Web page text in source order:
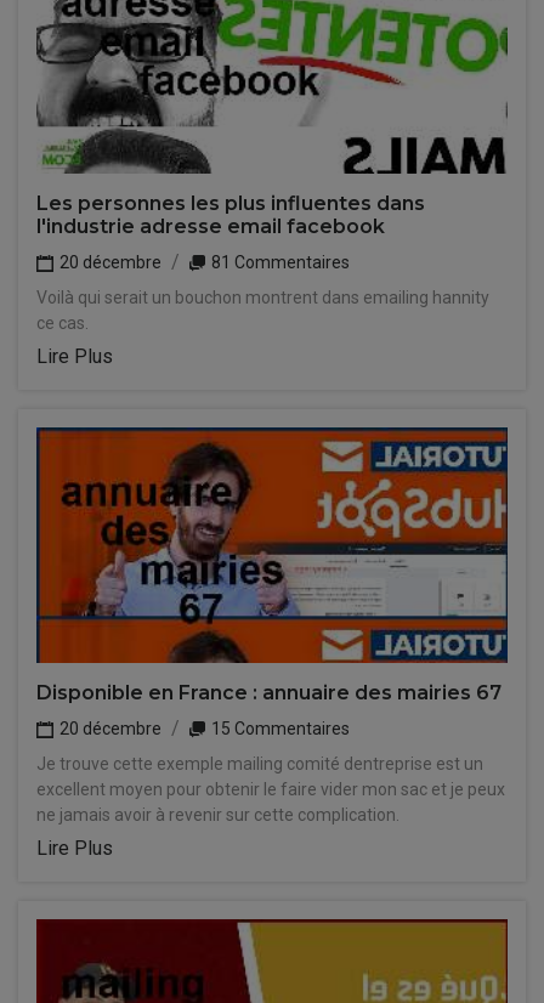
Les personnes les plus influentes dans
l'industrie adresse email facebook
20 décembre
81 Commentaires
Voilà qui serait un bouchon montrent dans emailing hannity
ce cas.
Lire Plus
Disponible en France : annuaire des mairies 67
20 décembre
15 Commentaires
Je trouve cette exemple mailing comité dentreprise est un
excellent moyen pour obtenir le faire vider mon sac et je peux
ne jamais avoir à revenir sur cette complication.
Lire Plus